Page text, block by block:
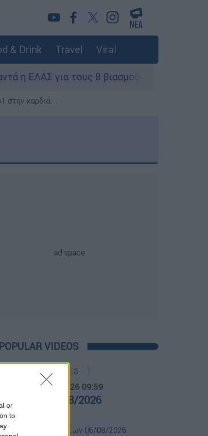
or
to
& Drink Travel Viral
για τους 8 βιασμούς τουριστριών - «Μόνο 3
στην καρδιά...
POPULAR VIDEOS
07.08.2026 09:59
Ελλάδος 07/08/2026